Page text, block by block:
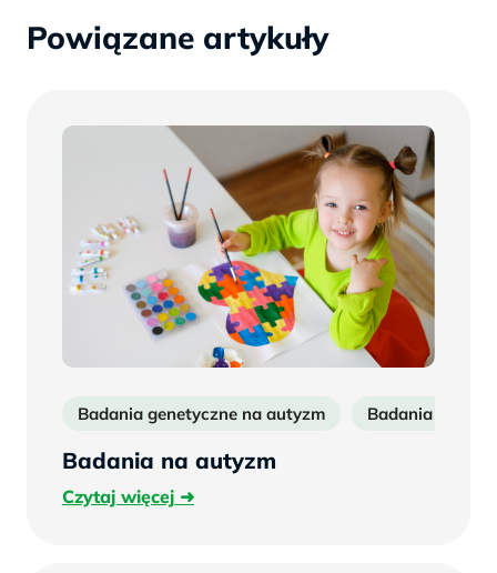
Powiązane artykuły
Badania genetyczne na autyzm Badania na
Badania na autyzm
Czytaj więcejCzytaj